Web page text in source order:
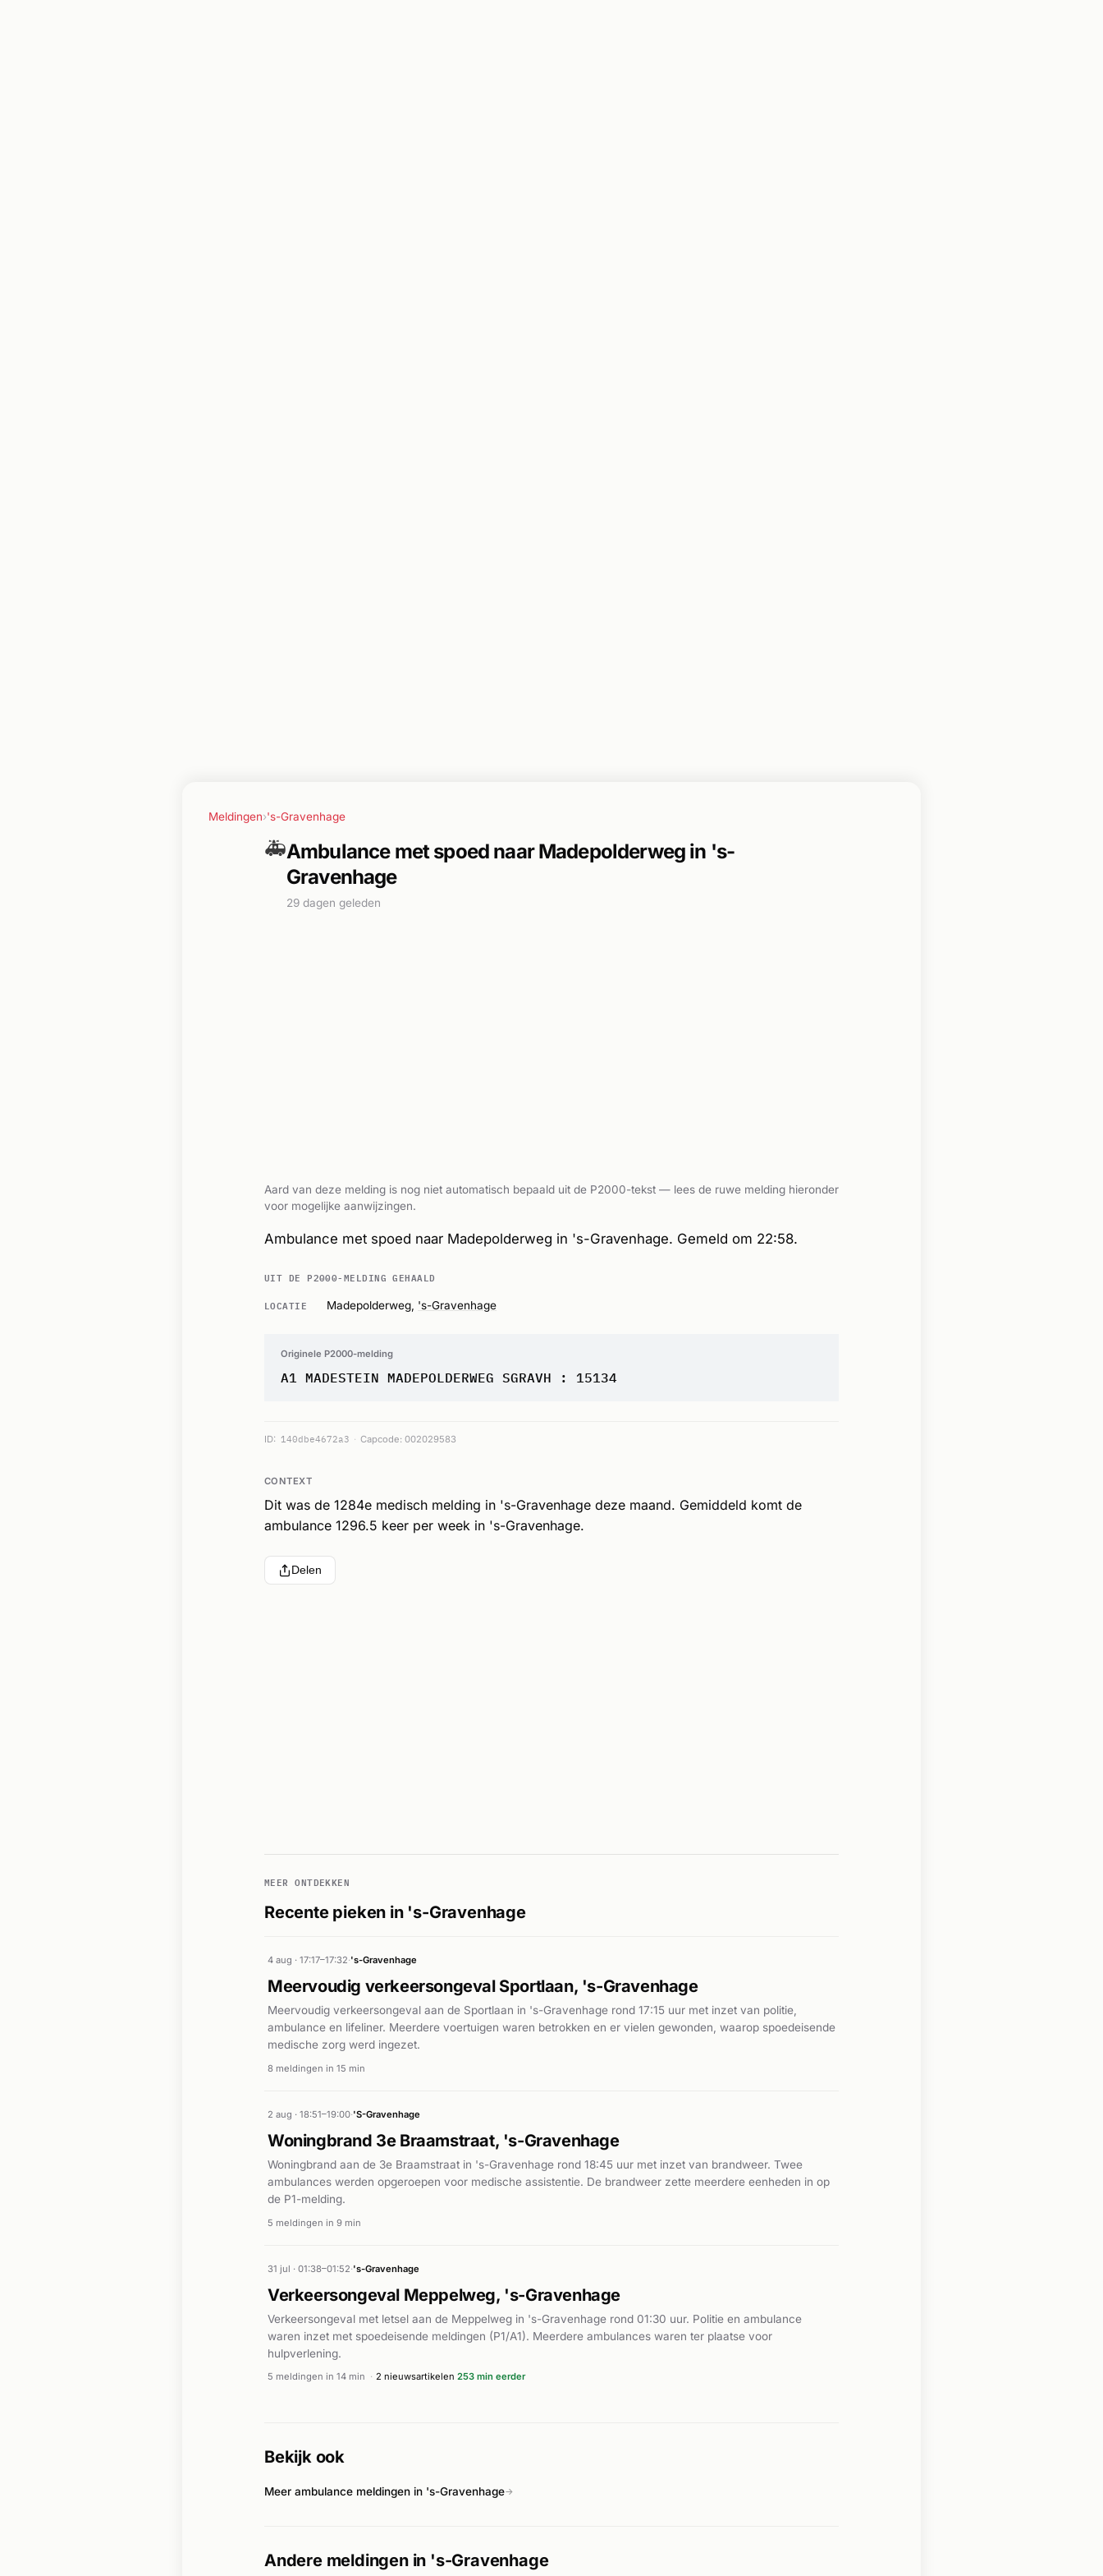
Meldingen›'s-Gravenhage
🚑Ambulance met spoed naar Madepolderweg in 's-
Gravenhage
29 dagen geleden
Aard van deze melding is nog niet automatisch bepaald uit de P2000-tekst — lees de ruwe melding hieronder
voor mogelijke aanwijzingen.
Ambulance met spoed naar Madepolderweg in 's-Gravenhage. Gemeld om 22:58.
UIT DE P2000-MELDING GEHAALD
LOCATIE
Madepolderweg, 's-Gravenhage
Originele P2000-melding
A1 MADESTEIN MADEPOLDERWEG SGRAVH : 15134
ID: 140dbe4672a3 Capcode: 002029583
CONTEXT
Dit was de 1284e medisch melding in 's-Gravenhage deze maand. Gemiddeld komt de
ambulance 1296.5 keer per week in 's-Gravenhage.
Delen
MEER ONTDEKKEN
Recente pieken in 's-Gravenhage
4 aug · 17:17–17:32·'s-Gravenhage
Meervoudig verkeersongeval Sportlaan, 's-Gravenhage
Meervoudig verkeersongeval aan de Sportlaan in 's-Gravenhage rond 17:15 uur met inzet van politie,
ambulance en lifeliner. Meerdere voertuigen waren betrokken en er vielen gewonden, waarop spoedeisende
medische zorg werd ingezet.
8 meldingen in 15 min
2 aug · 18:51–19:00·'S-Gravenhage
Woningbrand 3e Braamstraat, 's-Gravenhage
Woningbrand aan de 3e Braamstraat in 's-Gravenhage rond 18:45 uur met inzet van brandweer. Twee
ambulances werden opgeroepen voor medische assistentie. De brandweer zette meerdere eenheden in op
de P1-melding.
5 meldingen in 9 min
31 jul · 01:38–01:52·'s-Gravenhage
Verkeersongeval Meppelweg, 's-Gravenhage
Verkeersongeval met letsel aan de Meppelweg in 's-Gravenhage rond 01:30 uur. Politie en ambulance
waren inzet met spoedeisende meldingen (P1/A1). Meerdere ambulances waren ter plaatse voor
hulpverlening.
5 meldingen in 14 min · 2 nieuwsartikelen 253 min eerder
Bekijk ook
Meer ambulance meldingen in 's-Gravenhage→
Andere meldingen in 's-Gravenhage